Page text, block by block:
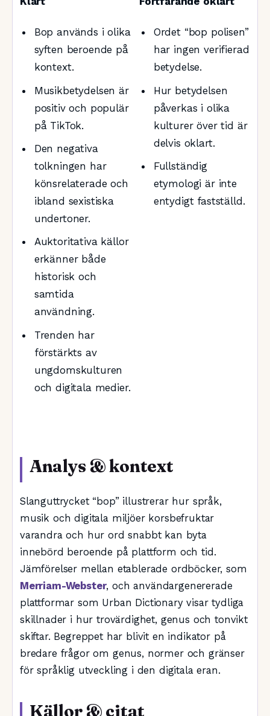
Bop används i olika
syften beroende på
kontext.
Musikbetydelsen är
positiv och populär
på TikTok.
Den negativa
tolkningen har
könsrelaterade och
ibland sexistiska
undertoner.
Auktoritativa källor
erkänner både
historisk och
samtida
användning.
Trenden har
förstärkts av
ungdomskulturen
och digitala medier.
Ordet “bop polisen”
har ingen verifierad
betydelse.
Hur betydelsen
påverkas i olika
kulturer över tid är
delvis oklart.
Fullständig
etymologi är inte
entydigt fastställd.
Analys & kontext
Slanguttrycket “bop” illustrerar hur språk,
musik och digitala miljöer korsbefruktar
varandra och hur ord snabbt kan byta
innebörd beroende på plattform och tid.
Jämförelser mellan etablerade ordböcker, som
Merriam-Webster, och användargenererade
plattformar som Urban Dictionary visar tydliga
skillnader i hur trovärdighet, genus och tonvikt
skiftar. Begreppet har blivit en indikator på
bredare frågor om genus, normer och gränser
för språklig utveckling i den digitala eran.
Källor & citat